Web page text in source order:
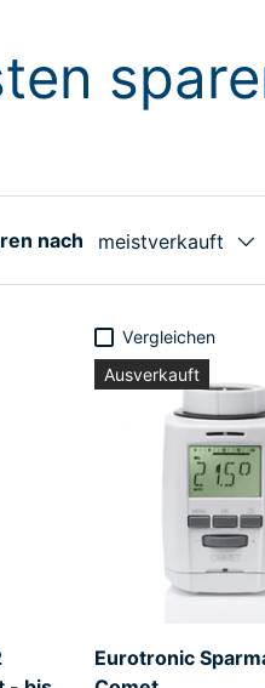
nach meistverkauft
Vergleichen
Ausverkauft
Eurotronic